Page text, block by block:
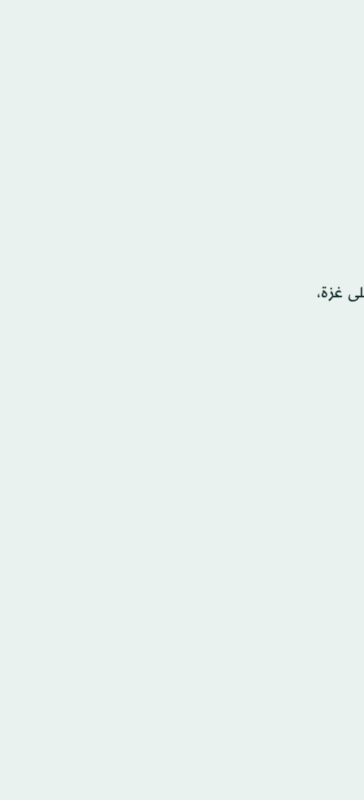
الإسرائيلية على غزة،